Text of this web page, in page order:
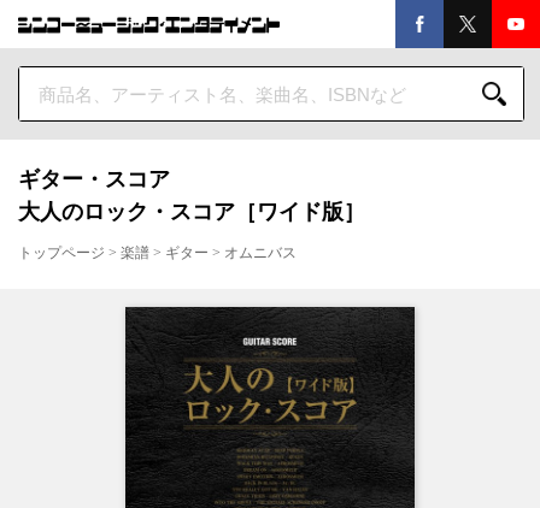
ギター・スコア
大人のロック・スコア［ワイド版］
トップページ > 楽譜 > ギター > オムニバス